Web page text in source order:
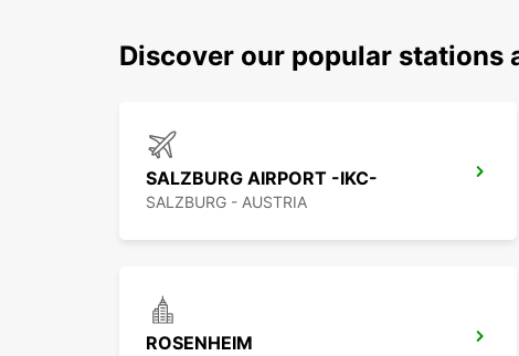
Discover our popular stations
SALZBURG AIRPORT -IKC-
SALZBURG - AUSTRIA
ROSENHEIM